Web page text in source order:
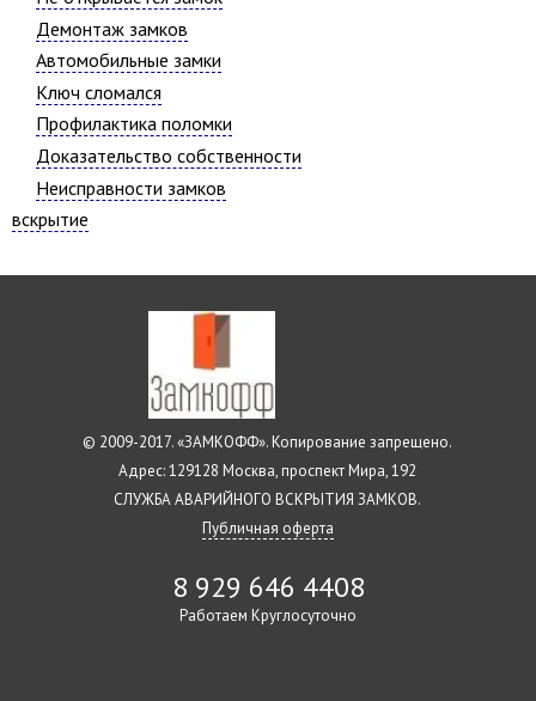
Демонтаж замков
Автомобильные замки
Ключ сломался
Профилактика поломки
Доказательство собственности
Неисправности замков
вскрытие
© 2009-2017. «ЗАМКОФФ». Копирование запрещено.
Адрес: 129128 Москва, проспект Мира, 192
СЛУЖБА АВАРИЙНОГО ВСКРЫТИЯ ЗАМКОВ.
Публичная оферта
8 929 646 4408
Работаем Круглосуточно